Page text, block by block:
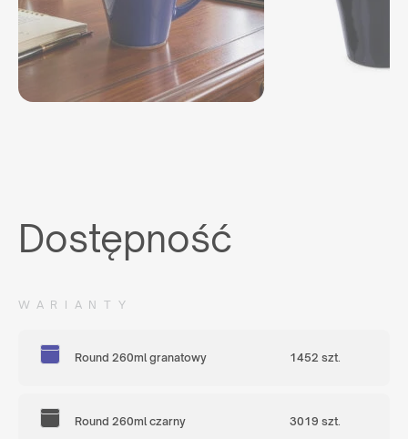
Dostępność
WARIANTY
Round 260ml granatowy 1452 szt.
Round 260ml czarny 3019 szt.